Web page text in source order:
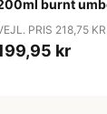
burnt
PRIS 218,75 KR
kr